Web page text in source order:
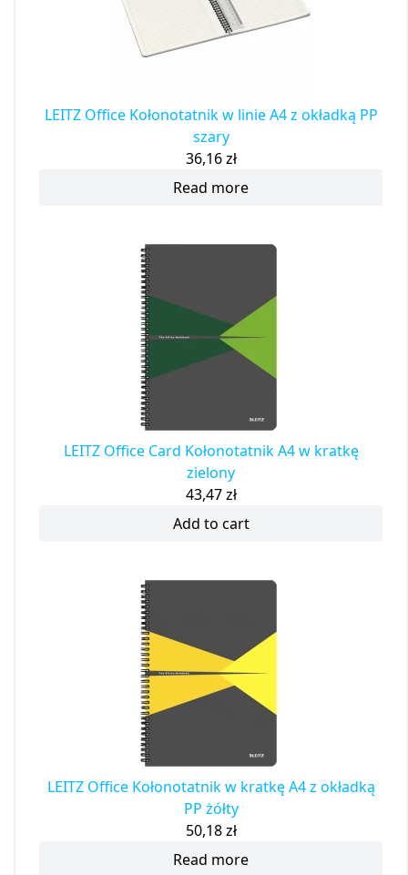
LEITZ Office Kołonotatnik w linie A4 z okładką PP
szary
36,16zł
Read more
LEITZ Office Card Kołonotatnik A4 w kratkę
zielony
43,47zł
Add to cart
LEITZ Office Kołonotatnik w kratkę A4 z okładką
PP żółty
50,18zł
Read more